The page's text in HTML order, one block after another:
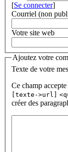
[Se connecter]
Courriel (non
Votre site web
Ajoutez votre
Texte de votre
Ce champ
[texte->url]
créer des